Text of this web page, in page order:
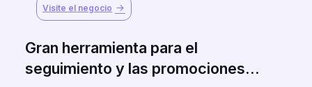
Visite el negocio
Gran herramienta para el
seguimiento y las promociones...